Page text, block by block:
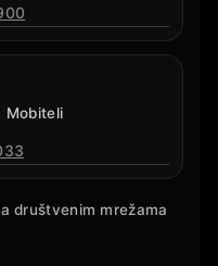
Mobiteli
društvenim mrežama